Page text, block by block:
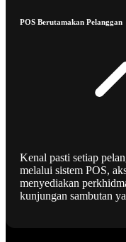
POS Berutamakan Pelanggan
Kenal pasti setiap
melalui sistem POS,
menyediakan
kunjungan sambutan